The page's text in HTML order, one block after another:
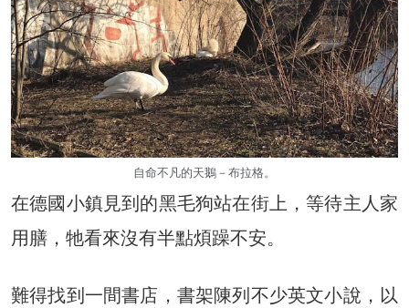
自命不凡的天鵝－布拉格。
在德國小鎮見到的黑毛狗站在街上，等待主人家
用膳，牠看來沒有半點煩躁不安。
難得找到一間書店，書架陳列不少英文小說，以